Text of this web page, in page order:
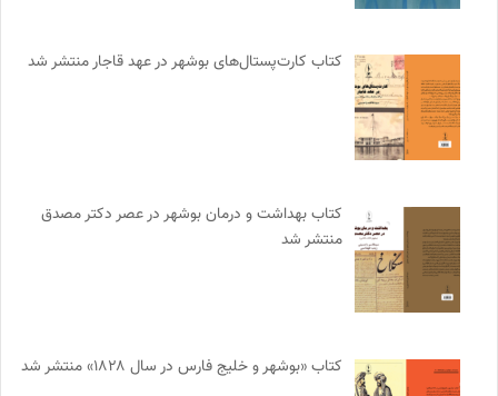
کتاب کارت‌پستال‌های بوشهر در عهد قاجار منتشر شد
کتاب بهداشت و درمان بوشهر در عصر دکتر مصدق
منتشر شد
کتاب «بوشهر و خلیج فارس در سال ۱۸۲۸» منتشر شد